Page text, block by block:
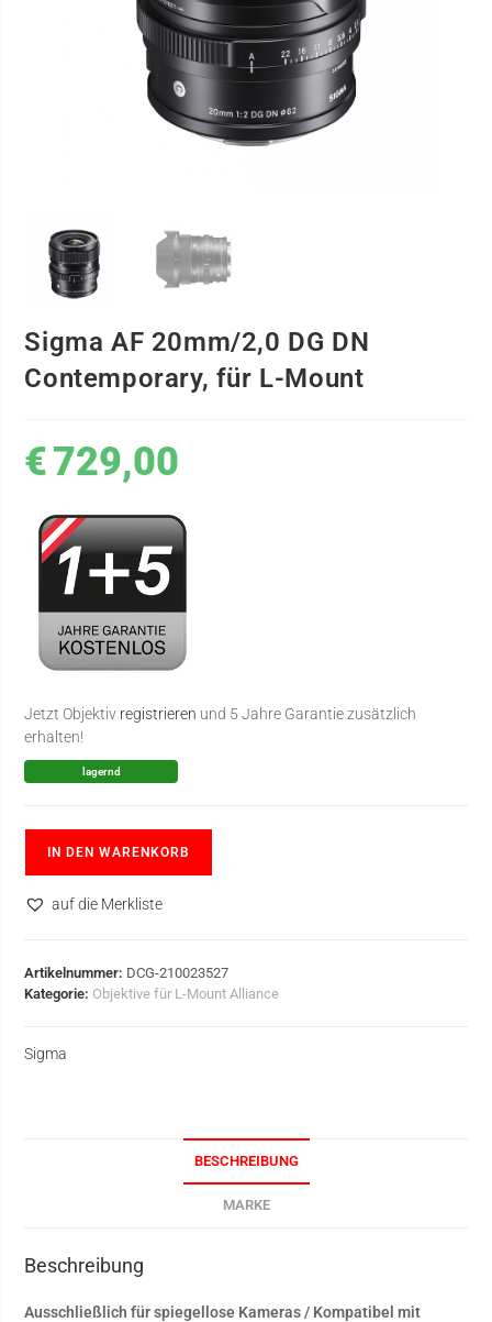
Sigma AF 20mm/2,0 DG DN
Contemporary, für L-Mount
€729,00
Jetzt Objektiv registrieren und 5 Jahre Garantie zusätzlich
erhalten!
lagernd
IN DEN WARENKORB
auf die Merkliste
Artikelnummer: DCG-210023527
Kategorie: Objektive für L-Mount Alliance
Sigma
BESCHREIBUNG
MARKE
Beschreibung
Ausschließlich für spiegellose Kameras / Kompatibel mit